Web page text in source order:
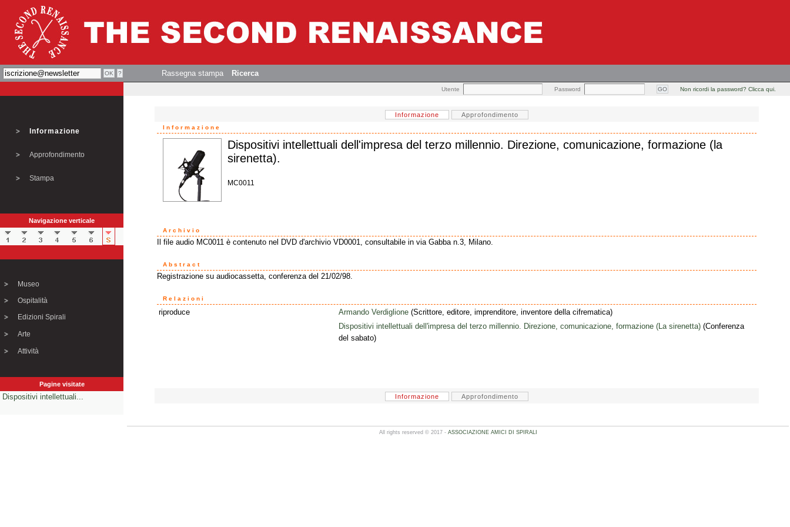
Rassegna stampa Ricerca
Utente Password Non ricordi la password? Clicca qui.
Informazione
Approfondimento
Stampa
Navigazione verticale
Museo
Ospitalità
Edizioni Spirali
Arte
Attività
Pagine visitate
Dispositivi intellettuali...
Informazione Approfondimento
Informazione
Dispositivi intellettuali dell'impresa del terzo millennio. Direzione, comunicazione, formazione (la
sirenetta).
MC0011
Archivio
Il file audio MC0011 è contenuto nel DVD d'archivio VD0001, consultabile in via Gabba n.3, Milano.
Abstract
Registrazione su audiocassetta, conferenza del 21/02/98.
Relazioni
riproduce Armando Verdiglione (Scrittore, editore, imprenditore, inventore della cifrematica)
Dispositivi intellettuali dell'impresa del terzo millennio. Direzione, comunicazione, formazione (La sirenetta) (Conferenza
del sabato)
Informazione Approfondimento
All rights reserved © 2017 - ASSOCIAZIONE AMICI DI SPIRALI